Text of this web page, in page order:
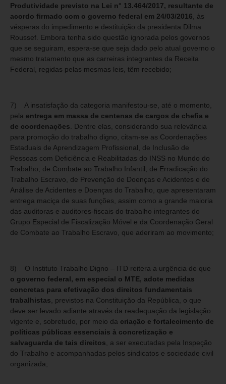
Produtividade previsto na Lei n° 13.464/2017, resultante de
acordo firmado com o governo federal em 24/03/2016, às
vésperas do impedimento e destituição da presidenta Dilma
Roussef. Embora tenha sido questão ignorada pelos governos
que se seguiram, espera-se que seja dado pelo atual governo o
mesmo tratamento que as carreiras integrantes da Receita
Federal, regidas pelas mesmas leis, têm recebido;
7) A insatisfação da categoria manifestou-se, até o momento,
pela entrega em massa de centenas de cargos de chefia e
de coordenações . Dentre elas, considerando sua relevância
para promoção do trabalho digno, citam-se as Coordenações
Estaduais de Aprendizagem Profissional, de Inclusão de
Pessoas com Deficiência e Reabilitadas do INSS no Mundo do
Trabalho, de Combate ao Trabalho Infantil, de Erradicação do
Trabalho Escravo, de Prevenção de Doenças e Acidentes e de
Análise de Acidentes e Doenças do Trabalho, que apresentaram
entrega maciça de suas funções, assim como a grande maioria
das auditoras e auditores-fiscais do trabalho integrantes do
Grupo Especial de Fiscalização Móvel e da Coordenação Geral
de Combate ao Trabalho Escravo, que aderiram ao movimento;
8) O Instituto Trabalho Digno – ITD reitera a urgência de que
o governo federal, em especial o MTE, adote medidas
concretas para efetivação dos direitos fundamentais
trabalhistas , previstos na Constituição da República, o que
deve ser levado adiante através da readequação da legislação
vigente e, sobretudo, por meio da criação e fortalecimento de
políticas públicas essenciais à concretização e
salvaguarda de tais direitos , a ser executadas pela Inspeção
do Trabalho e acompanhadas pelos sindicatos e sociedade civil
organizada;